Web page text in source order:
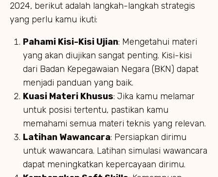
2024, berikut adalah langkah-langkah strategis
yang perlu kamu ikuti:
Pahami Kisi-Kisi Ujian: Mengetahui materi
yang akan diujikan sangat penting. Kisi-kisi
dari Badan Kepegawaian Negara (BKN) dapat
menjadi panduan yang baik.
Kuasi Materi Khusus: Jika kamu melamar
untuk posisi tertentu, pastikan kamu
memahami semua materi teknis yang relevan.
Latihan Wawancara: Persiapkan dirimu
untuk wawancara. Latihan simulasi wawancara
dapat meningkatkan kepercayaan dirimu.